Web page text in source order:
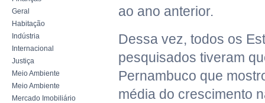
Geral
Habitação
Indústria
Internacional
Justiça
Meio Ambiente
Meio Ambiente
Mercado Imobiliário
ao ano anterior.
Dessa vez, todos os
pesquisados tiveram
Pernambuco que
média do crescimento